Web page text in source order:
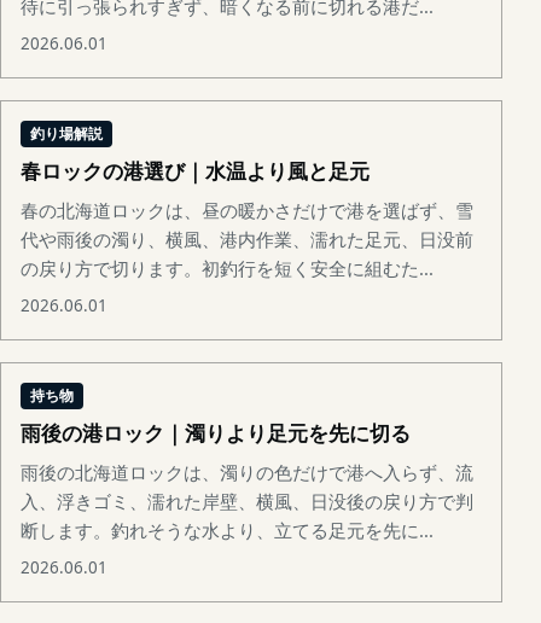
待に引っ張られすぎず、暗くなる前に切れる港だ...
2026.06.01
釣り場解説
春ロックの港選び｜水温より風と足元
春の北海道ロックは、昼の暖かさだけで港を選ばず、雪
代や雨後の濁り、横風、港内作業、濡れた足元、日没前
の戻り方で切ります。初釣行を短く安全に組むた...
2026.06.01
持ち物
雨後の港ロック｜濁りより足元を先に切る
雨後の北海道ロックは、濁りの色だけで港へ入らず、流
入、浮きゴミ、濡れた岸壁、横風、日没後の戻り方で判
断します。釣れそうな水より、立てる足元を先に...
2026.06.01